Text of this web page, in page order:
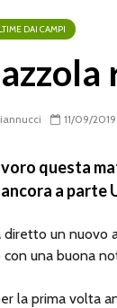
DAI CAMPI
11/09/2019
questa
a parte
diretto un nuovo
con una buona
la prima volta